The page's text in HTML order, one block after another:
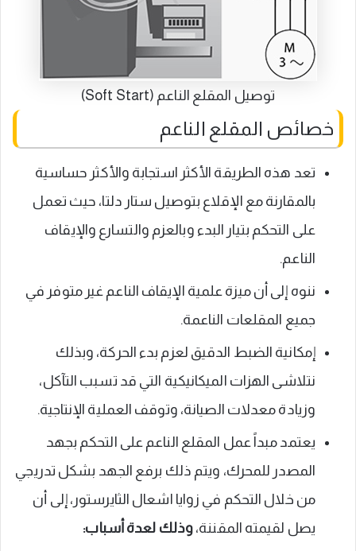
توصيل المقلع الناعم (Soft Start)
خصائص المقلع الناعم
تعد هذه الطريقة الأكثر استجابة والأكثر حساسية
بالمقارنة مع الإقلاع بتوصيل ستار دلتا، حيث تعمل
على التحكم بتيار البدء وبالعزم والتسارع والإيقاف
الناعم.
ننوه إلى أن ميزة علمية الإيقاف الناعم غير متوفر في
جميع المقلعات الناعمة.
إمكانية الضبط الدقيق لعزم بدء الحركة، وبذلك
نتلاشى الهزات الميكانيكية التي قد تسبب التآكل،
وزيادة معدلات الصيانة، وتوقف العملية الإنتاجية.
يعتمد مبداً عمل المقلع الناعم على التحكم بجهد
المصدر للمحرك، ويتم ذلك برفع الجهد بشكل تدريجي
من خلال التحكم في زوايا اشعال الثايرستور، إلى أن
يصل لقيمته المقننة، وذلك لعدة أسباب: